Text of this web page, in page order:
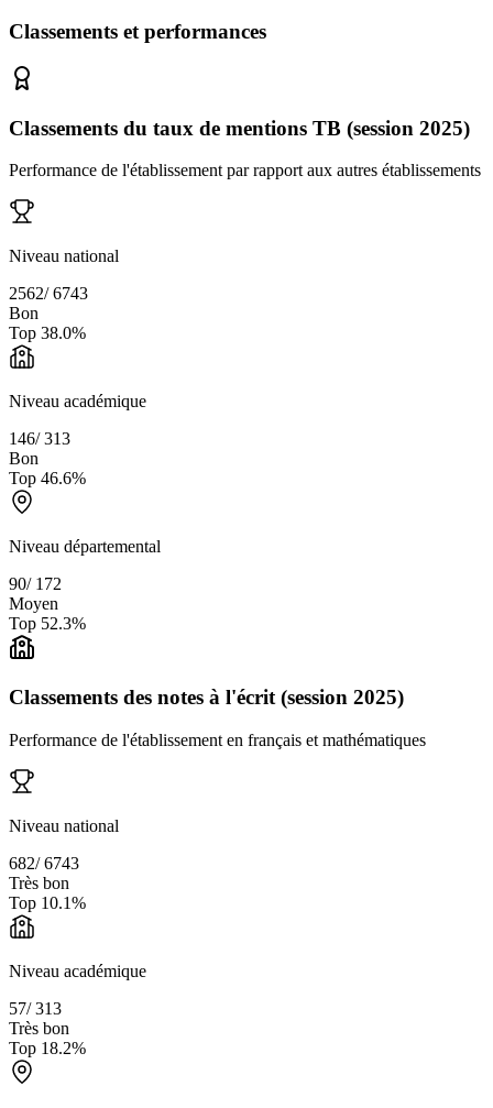
Classements et performances
Classements du taux de mentions TB (session 2025)
Performance de l'établissement par rapport aux autres établissements
Niveau national
2562/6743
Bon
Top 38.0%
Niveau académique
146/313
Bon
Top 46.6%
Niveau départemental
90/ 172
Moyen
Top 52.3%
Classements des notes à l'écrit (session 2025)
Performance de l'établissement en français et mathématiques
Niveau national
682/6743
Très bon
Top 10.1%
Niveau académique
57/313
Très bon
Top 18.2%